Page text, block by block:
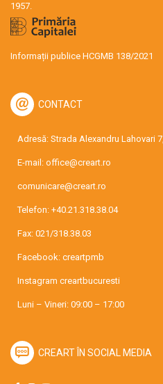
1957.
Informații publice HCGMB 138/2021
CONTACT
Adresă: Strada Alexandru Lahovari
E-mail: office@creart.ro
comunicare@creart.ro
Telefon: +40.21.318.38.04
Fax: 021/318.38.03
Facebook: creartpmb
Instagram creartbucuresti
Luni – Vineri: 09:00 – 17:00
CREART ÎN SOCIAL MEDIA